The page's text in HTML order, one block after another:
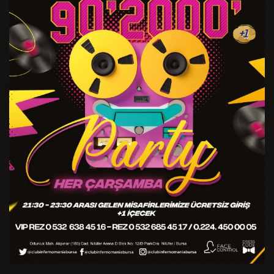
Doğum Yeriniz *
Doğum Tarihiniz *
Cinsiyet *
Adres *
En Sevdiğiniz Sanatçılar *
Favori Dj leriniz *
Hangi Müzik Tarzını Dinliyorsunuz? *
Club Inferno'da Favori Kokteyliniz *
Club Inferno da Hangi Konseptte Bir Parti Düzenlemek